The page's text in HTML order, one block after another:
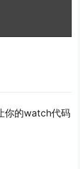
你的watch代码